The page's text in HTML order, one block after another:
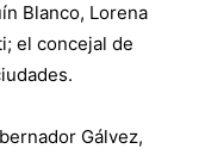
Blanco, Lorena
el concejal de
Gálvez,